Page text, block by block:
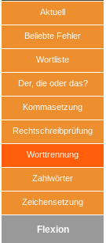
Aktuell
Beliebte Fehler
Wortliste
Der, die oder das?
Kommasetzung
Rechtschreibprüfung
Worttrennung
Zahlwörter
Zeichensetzung
Flexion